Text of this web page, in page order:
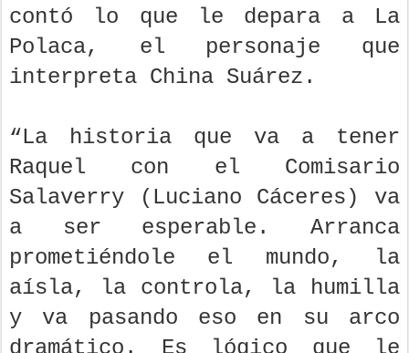
contó lo que le depara a La
Polaca, el personaje que
interpreta China Suárez.
“La historia que va a tener
Raquel con el Comisario
Salaverry (Luciano Cáceres) va
a ser esperable. Arranca
prometiéndole el mundo, la
aísla, la controla, la humilla
y va pasando eso en su arco
dramático. Es lógico que le